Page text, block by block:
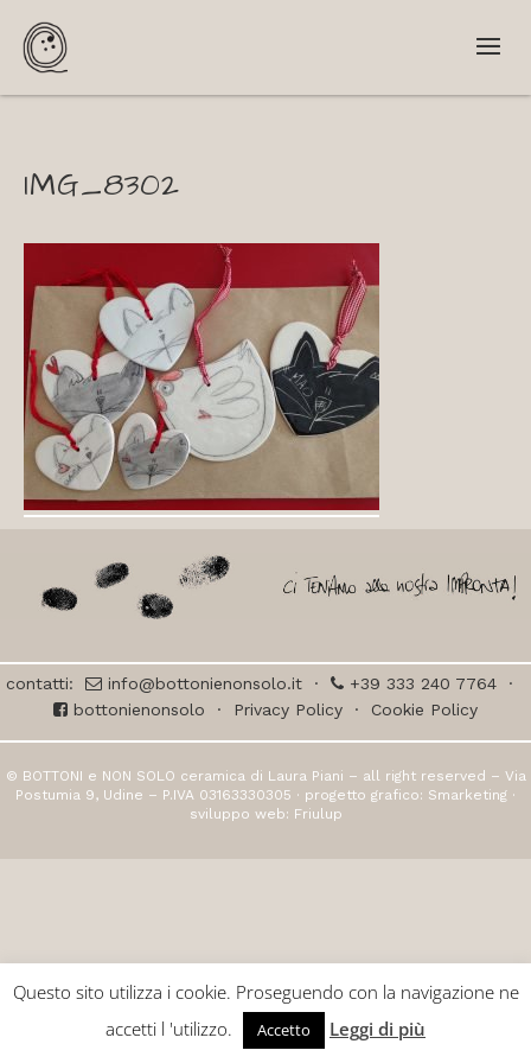
IMG_8302
contatti: info@bottonienonsolo.it · +39 333 240 7764 ·
bottonienonsolo · Privacy Policy · Cookie Policy
© BOTTONI e NON SOLO ceramica di Laura Piani – all right reserved – Via
Postumia 9, Udine – P.IVA 03163330305 · progetto grafico: Smarketing ·
sviluppo web: Friulup
Questo sito utilizza i cookie. Proseguendo con la navigazione ne
accetti l 'utilizzo.
Accetto Leggi di più